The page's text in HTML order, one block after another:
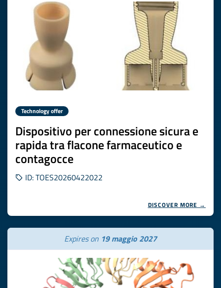
Technology offer
Dispositivo per connessione sicura e
rapida tra flacone farmaceutico e
contagocce
ID: TOES20260422022
DISCOVER MORE →
Expires on 19 maggio 2027